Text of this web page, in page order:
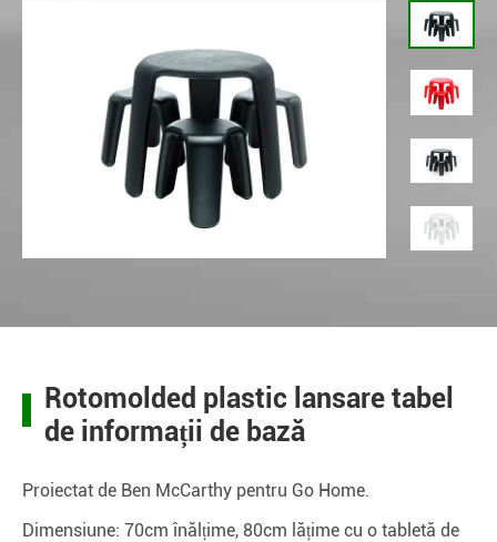
Rotomolded plastic lansare tabel
de informații de bază
Proiectat de Ben McCarthy pentru Go Home.
Dimensiune: 70cm înălțime, 80cm lățime cu o tabletă de